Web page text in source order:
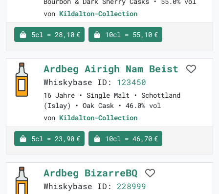
von Kildalton-Collection
5cl = 28,10 € 10cl = 55,10 €
Ardbeg Airigh Nam Beist
Whiskybase ID: 123450
16 Jahre • Single Malt • Schottland
(Islay) • Oak Cask • 46.0% vol
von Kildalton-Collection
5cl = 23,90 € 10cl = 46,70 €
Ardbeg BizarreBQ
Whiskybase ID: 228999